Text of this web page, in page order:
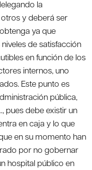
la
y deberá ser
ya que
de satisfacción
en función de los
internos, uno
Este punto es
pública,
pues debe existir un
en caja y lo que
en su momento han
por no gobernar
hospital público en